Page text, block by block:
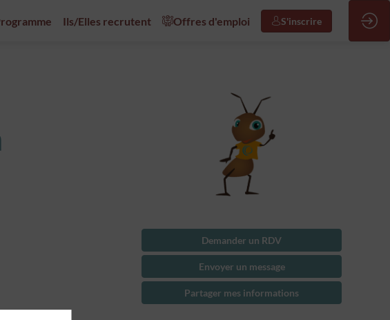
Ils/Elles recrutent Offres d'emploi S'inscrire
Demander un RDV
Envoyer un message
Partager mes informations